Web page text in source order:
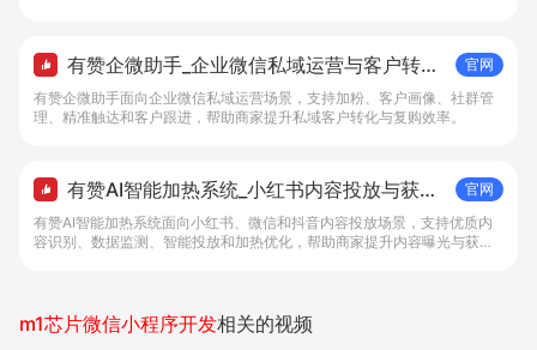
有赞企微助手_企业微信私域运营与客户转化
工具 - 做生意, 找有赞
官网
有赞企微助手面向企业微信私域运营场景，支持加粉、客户画像、社群管
理、精准触达和客户跟进，帮助商家提升私域客户转化与复购效率。
有赞AI智能加热系统_小红书内容投放与获客
提效解决方案 - 做生意, 找有赞
官网
有赞AI智能加热系统面向小红书、微信和抖音内容投放场景，支持优质内
容识别、数据监测、智能投放和加热优化，帮助商家提升内容曝光与获客
m1芯片微信小程序开发相关的视频